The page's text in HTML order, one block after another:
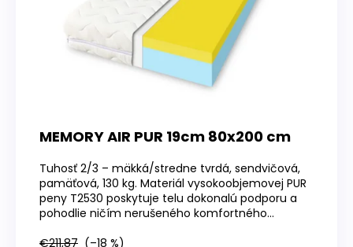
MEMORY AIR PUR 19cm 80x200 cm
Tuhosť 2/3 – mäkká/stredne tvrdá, sendvičová,
pamäťová, 130 kg. Materiál vysokoobjemovej PUR
peny T2530 poskytuje telu dokonalú podporu a
pohodlie ničím nerušeného komfortného...
€211,87 (–18 %)